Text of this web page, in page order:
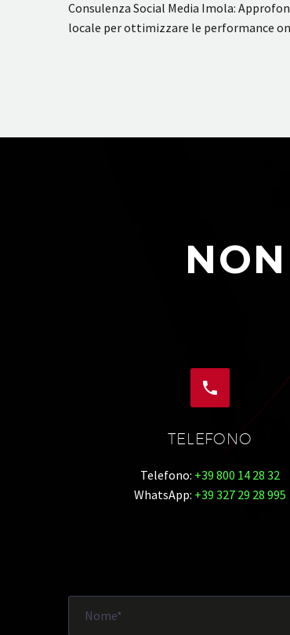
Consulenza Social Media Imola:
locale per ottimizzare le performance


TELEFONO
Telefono: +39 800 14 28 32
WhatsApp: +39 327 29 28 995